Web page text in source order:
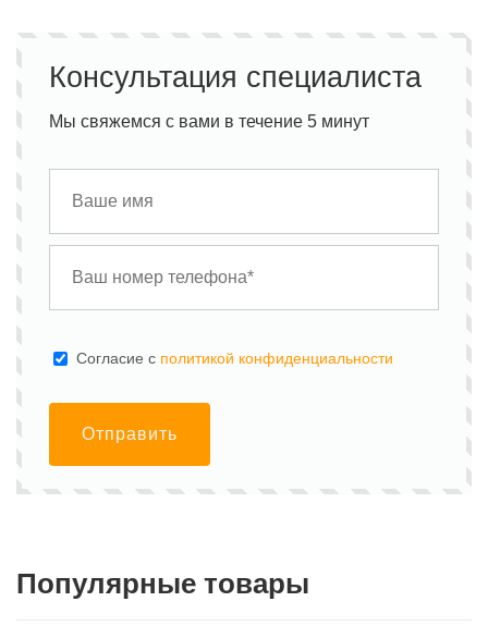
Консультация специалиста
Мы свяжемся с вами в течение 5 минут
Cогласие с политикой конфиденциальности
Отправить
Популярные товары